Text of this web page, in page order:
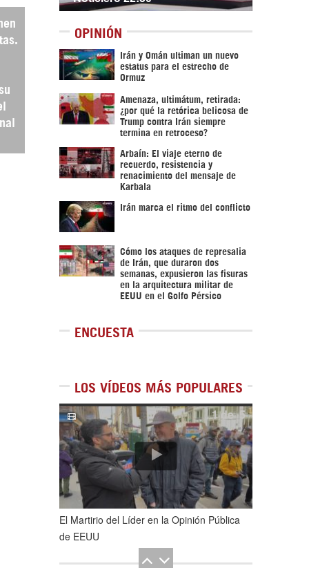
OPINIÓN
Irán y Omán ultiman un nuevo
estatus para el estrecho de
Ormuz
Amenaza, ultimátum, retirada:
¿por qué la retórica belicosa de
Trump contra Irán siempre
termina en retroceso?
Arbaín: El viaje eterno de
recuerdo, resistencia y
renacimiento del mensaje de
Karbala
Irán marca el ritmo del conflicto
Cómo los ataques de represalia
de Irán, que duraron dos
semanas, expusieron las fisuras
en la arquitectura militar de
EEUU en el Golfo Pérsico
ENCUESTA
LOS VÍDEOS MÁS POPULARES
1de5
El Martirio del Líder en la Opinión Pública
de EEUU